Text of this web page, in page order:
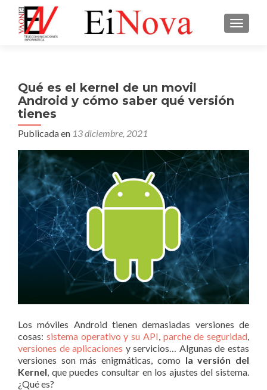
Qué es el kernel de un movil
Android y cómo saber qué versión
tienes
Publicada en 13 diciembre, 2021
Los móviles Android tienen demasiadas versiones de
cosas: sistema operativo y su API parche de seguridad
versiones de aplicaciones y servicios… Algunas de estas
versiones son más enigmáticas, como la versión del
Kernel , que puedes consultar en los ajustes del sistema.
¿Qué es?